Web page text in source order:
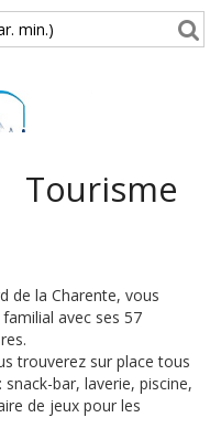
min.)
Tourisme
de la Charente, vous
avec ses 57
trouverez sur place tous
snack-bar, laverie, piscine,
de jeux pour les